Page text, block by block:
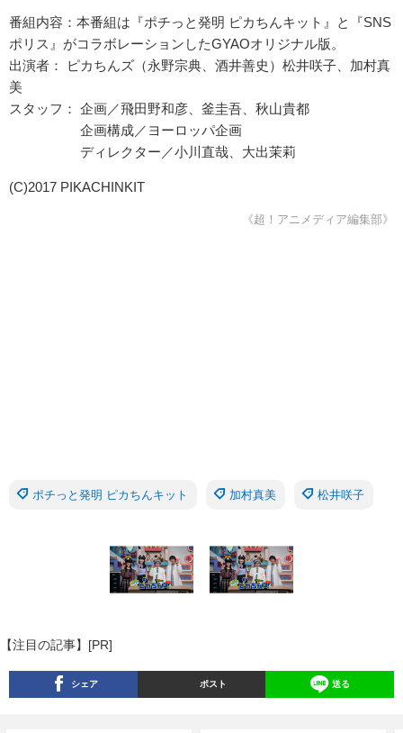
番組内容：本番組は『ポチっと発明 ピカちんキット』と『SNS
ポリス』がコラボレーションしたGYAOオリジナル版。
出演者： ピカちんズ（永野宗典、酒井善史）松井咲子、加村真
美
スタッフ： 企画／飛田野和彦、釜圭吾、秋山貴都
企画構成／ヨーロッパ企画
ディレクター／小川直哉、大出茉莉
(C)2017 PIKACHINKIT
《超！アニメディア編集部》
ポチっと発明 ピカちんキット 加村真美 松井咲子
【注目の記事】[PR]
シェア ポスト 送る